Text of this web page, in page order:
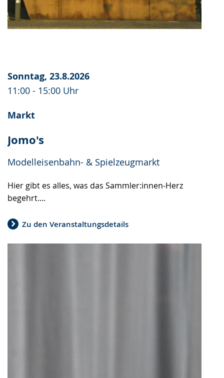
Sonntag, 23.8.2026
11:00 - 15:00 Uhr
Markt
Jomo's
Modelleisenbahn- & Spielzeugmarkt
Hier gibt es alles, was das Sammler:innen-Herz
begehrt....
Zu den Veranstaltungsdetails